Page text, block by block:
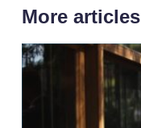
More articles